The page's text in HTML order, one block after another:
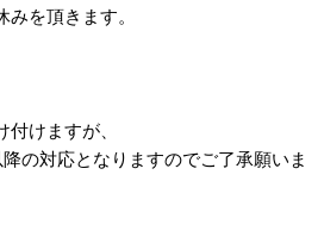
を頂きます。
けますが、
の対応となりますのでご了承願いま